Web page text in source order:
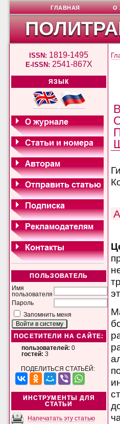
ISSN: 1819-1495
E-ISSN: 2541-867X
ЯЗЫК
ПОЛЬЗОВАТЕЛЬ
Имя
пользователя
Пароль
Запомнить меня
ПОСЕТИТЕЛИ НА САЙТЕ:
пользователей: 0
гостей: 3
ПОДЕЛИТЬСЯ СТАТЬЁЙ:
ИНСТРУМЕНТЫ ДЛЯ
СТАТЬИ
Напечатать эту статью
ГЛАВНАЯ О